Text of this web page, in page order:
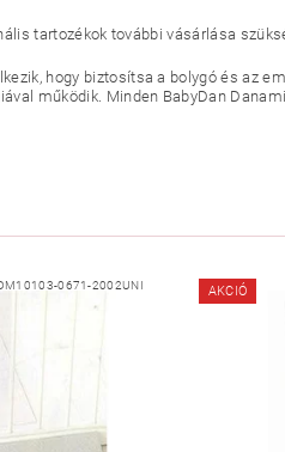
tartozékok további vásárlása
hogy biztosítsa a bolygó és az
működik. Minden BabyDan
0671-2002UNI AKCIÓ